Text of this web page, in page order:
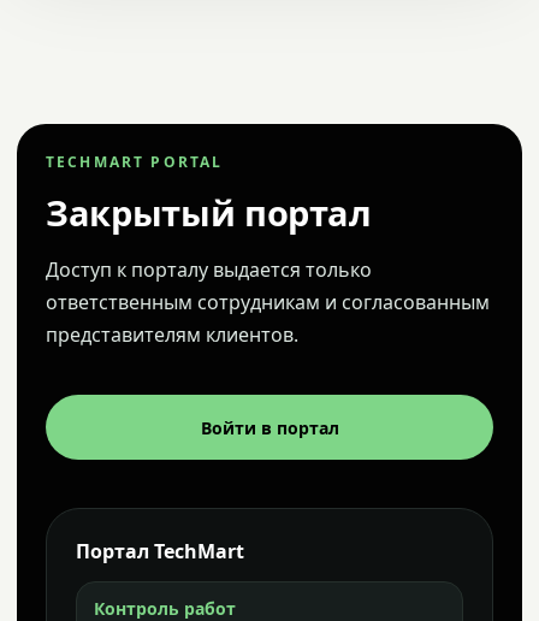
TECHMART PORTAL
Закрытый портал
Доступ к порталу выдается только
ответственным сотрудникам и согласованным
представителям клиентов.
Войти в портал
Портал TechMart
Контроль работ